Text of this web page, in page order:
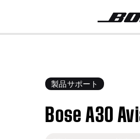
製品サポート
Bose A30